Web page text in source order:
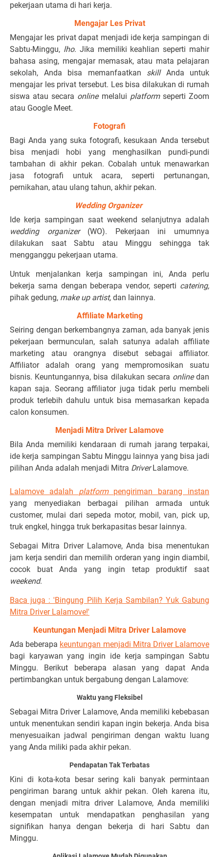
pekerjaan utama di hari kerja.
Mengajar Les Privat
Mengajar les privat dapat menjadi ide kerja sampingan di
Sabtu-Minggu, lho. Jika memiliki keahlian seperti mahir
bahasa asing, mengajar memasak, atau mata pelajaran
sekolah, Anda bisa memanfaatkan skill Anda untuk
mengajar les privat tersebut. Les bisa dilakukan di rumah
siswa atau secara onlinemelalui platformseperti Zoom
atau Google Meet.
Fotografi
Bagi Anda yang suka fotografi, kesukaan Anda tersebut
bisa menjadi hobi yang menghasilkan pundi-pundi
tambahan di akhir pekan. Cobalah untuk menawarkan
jasa fotografi untuk acara, seperti pertunangan,
pernikahan, atau ulang tahun, akhir pekan.
Wedding Organizer
Ide kerja sampingan saat weekend selanjutnya adalah
wedding organizer (WO). Pekerjaan ini umumnya
dilakukan saat Sabtu atau Minggu sehingga tak
mengganggu pekerjaan utama.
Untuk menjalankan kerja sampingan ini, Anda perlu
bekerja sama dengan beberapa vendor, seperti catering,
pihak gedung, make up artist, dan lainnya.
Affiliate Marketing
Seiring dengan berkembangnya zaman, ada banyak jenis
pekerjaan bermunculan, salah satunya adalah affiliate
marketing atau orangnya disebut sebagai affiliator.
Affiliator adalah orang yang mempromosikan suatu
bisnis. Keuntungannya, bisa dilakukan secara onlinedan
kapan saja. Seorang affiliator juga tidak perlu membeli
produk terlebih dahulu untuk bisa memasarkan kepada
calon konsumen.
Menjadi Mitra Driver Lalamove
Bila Anda memiliki kendaraan di rumah jarang terpakai,
ide kerja sampingan Sabtu Minggu lainnya yang bisa jadi
pilihan Anda adalah menjadi Mitra DriverLalamove.
Lalamove adalah platformpengiriman barang instan
yang menyediakan berbagai pilihan armada untuk
customer, mulai dari sepeda motor, mobil, van, pick up,
truk engkel, hingga truk berkapasitas besar lainnya.
Sebagai Mitra Driver Lalamove, Anda bisa menentukan
jam kerja sendiri dan memilih orderan yang ingin diambil,
cocok buat Anda yang ingin tetap produktif saat
weekend.
Baca juga : 'Bingung Pilih Kerja Sambilan? Yuk Gabung
Mitra Driver Lalamove!'
Keuntungan Menjadi Mitra Driver Lalamove
Ada beberapa keuntungan menjadi Mitra Driver Lalamove
bagi karyawan yang ingin ide kerja sampingan Sabtu
Minggu. Berikut beberapa alasan yang dapat Anda
pertimbangkan untuk bergabung dengan Lalamove:
Waktu yang Fleksibel
Sebagai Mitra Driver Lalamove, Anda memiliki kebebasan
untuk menentukan sendiri kapan ingin bekerja. Anda bisa
menyesuaikan jadwal pengiriman dengan waktu luang
yang Anda miliki pada akhir pekan.
Pendapatan Tak Terbatas
Kini di kota-kota besar sering kali banyak permintaan
pengiriman barang untuk akhir pekan. Oleh karena itu,
dengan menjadi mitra driver Lalamove, Anda memiliki
kesempatan untuk mendapatkan penghasilan yang
signifikan hanya dengan bekerja di hari Sabtu dan
Minggu.